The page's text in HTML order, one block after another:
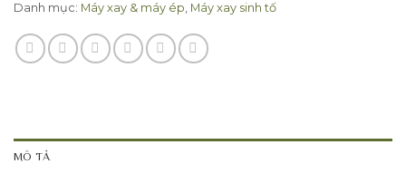
Danh mục: Máy xay & máy ép, Máy xay sinh tố
MÔ TẢ